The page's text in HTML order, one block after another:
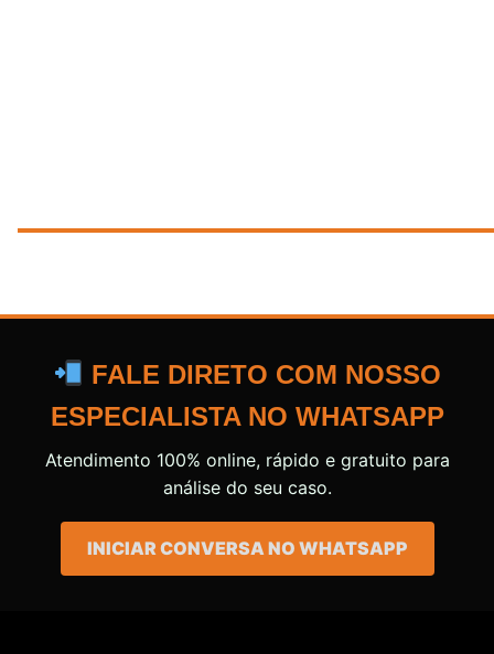
FALE DIRETO COM NOSSO
ESPECIALISTA NO WHATSAPP
Atendimento 100% online, rápido e gratuito para
análise do seu caso.
INICIAR CONVERSA NO WHATSAPP